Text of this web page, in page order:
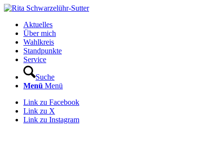
Aktuelles
Über mich
Wahlkreis
Standpunkte
Service
Suche
Menü Menü
Link zu Facebook
Link zu X
Link zu Instagram